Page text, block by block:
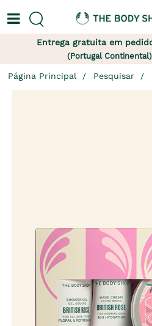
Entrega gratuita em
(Portugal
Página Principal Pesquisar